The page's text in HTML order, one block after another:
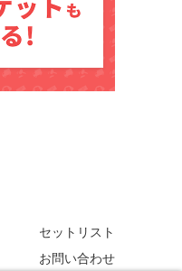
セットリスト
お問い合わせ